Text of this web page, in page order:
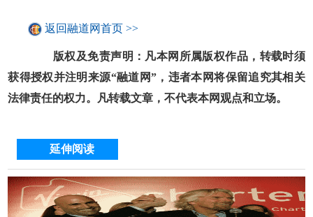
返回融道网首页 >>
版权及免责声明：凡本网所属版权作品，转载时须
获得授权并注明来源“融道网”，违者本网将保留追究其相关
法律责任的权力。凡转载文章，不代表本网观点和立场。
延伸阅读